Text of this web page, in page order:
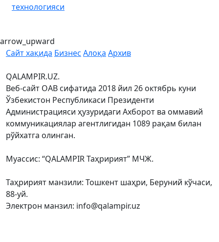
технологияси
arrow_upward
Сайт хақида Бизнес Алоқа Архив
QALAMPIR.UZ.
Веб-сайт ОАВ сифатида 2018 йил 26 октябрь куни
Ўзбекистон Республикаси Президенти
Администрацияси ҳузуридаги Ахборот ва оммавий
коммуникациялар агентлигидан 1089 рақам билан
рўйхатга олинган.
Муассис: “QALAMPIR Таҳририят” МЧЖ.
Таҳририят манзили: Тошкент шаҳри, Беруний кўчаси,
88-уй.
Электрон манзил: info@qalampir.uz